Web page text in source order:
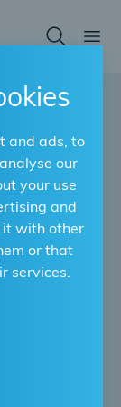
and ads, to
our
your use
and
it with other
or that
services.
per fissare